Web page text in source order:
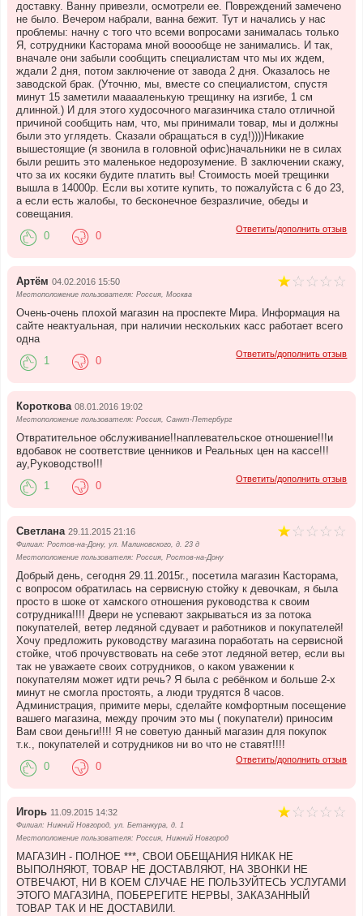
доставку. Ванну привезли, осмотрели ее. Повреждений замечено
не было. Вечером набрали, ванна бежит. Тут и начались у нас
проблемы: начну с того что всеми вопросами занималась только
Я, сотрудники Касторама мной вооообще не занимались. И так,
вначале они забыли сообщить специалистам что мы их ждем,
ждали 2 дня, потом заключение от завода 2 дня. Оказалось не
заводской брак. (Уточню, мы, вместе со специалистом, спустя
минут 15 заметили мааааленькую трещинку на изгибе, 1 см
длинной.) И для этого худосочного магазинчика стало отличной
причиной сообщить нам, что, мы принимали товар, мы и должны
были это углядеть. Сказали обращаться в суд!))))Никакие
вышестоящие (я звонила в головной офис)начальники не в силах
были решить это маленькое недорозумение. В заключении скажу,
что за их косяки будите платить вы! Стоимость моей трещинки
вышла в 14000р. Если вы хотите купить, то пожалуйста с 6 до 23,
а если есть жалобы, то бесконечное безразличие, обеды и
совещания.
Ответить/дополнить отзыв
0 0
Артём 04.02.2016 15:50
Местоположение пользователя: Россия, Москва
Очень-очень плохой магазин на проспекте Мира. Информация на
сайте неактуальная, при наличии нескольких касс работает всего
одна
Ответить/дополнить отзыв
1 0
Короткова 08.01.2016 19:02
Местоположение пользователя: Россия, Санкт-Петербург
Отвратительное обслуживание!!наплевательское отношение!!!и
вдобавок не соответствие ценников и Реальных цен на кассе!!!
ау,Руководство!!!
Ответить/дополнить отзыв
1 0
Светлана 29.11.2015 21:16
Филиал: Ростов-на-Дону, ул. Малиновского, д. 23 д
Местоположение пользователя: Россия, Ростов-на-Дону
Добрый день, сегодня 29.11.2015г., посетила магазин Касторама,
с вопросом обратилась на сервисную стойку к девочкам, я была
просто в шоке от хамского отношения руководства к своим
сотрудника!!!! Двери не успевают закрываться из за потока
покупателей, ветер ледяной сдувает и работников и покупателей!
Хочу предложить руководству магазина поработать на сервисной
стойке, чтоб прочувствовать на себе этот ледяной ветер, если вы
так не уважаете своих сотрудников, о каком уважении к
покупателям может идти речь? Я была с ребёнком и больше 2-х
минут не смогла простоять, а люди трудятся 8 часов.
Администрация, примите меры, сделайте комфортным посещение
вашего магазина, между прочим это мы ( покупатели) приносим
Вам свои деньги!!!! Я не советую данный магазин для покупок
т.к., покупателей и сотрудников ни во что не ставят!!!!
Ответить/дополнить отзыв
0 0
Игорь 11.09.2015 14:32
Филиал: Нижний Новгород, ул. Бетанкура, д. 1
Местоположение пользователя: Россия, Нижний Новгород
МАГАЗИН - ПОЛНОЕ ***, СВОИ ОБЕЩАНИЯ НИКАК НЕ
ВЫПОЛНЯЮТ, ТОВАР НЕ ДОСТАВЛЯЮТ, НА ЗВОНКИ НЕ
ОТВЕЧАЮТ, НИ В КОЕМ СЛУЧАЕ НЕ ПОЛЬЗУЙТЕСЬ УСЛУГАМИ
ЭТОГО МАГАЗИНА, ПОБЕРЕГИТЕ НЕРВЫ, ЗАКАЗАННЫЙ
ТОВАР ТАК И НЕ ДОСТАВИЛИ.